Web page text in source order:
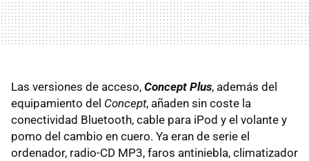
Las versiones de acceso, Concept Plus, además del
equipamiento del Concept, añaden sin coste la
conectividad Bluetooth, cable para iPod y el volante y
pomo del cambio en cuero. Ya eran de serie el
ordenador, radio-CD MP3, faros antiniebla, climatizador